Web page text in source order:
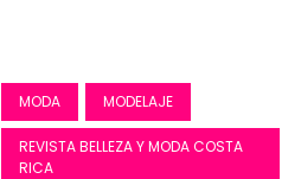
MODA MODELAJE
REVISTA BELLEZA Y MODA COSTA
RICA